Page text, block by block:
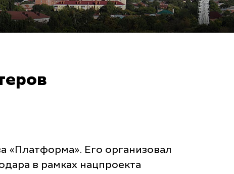
«Платформа». Его организовал
в рамках нацпроекта